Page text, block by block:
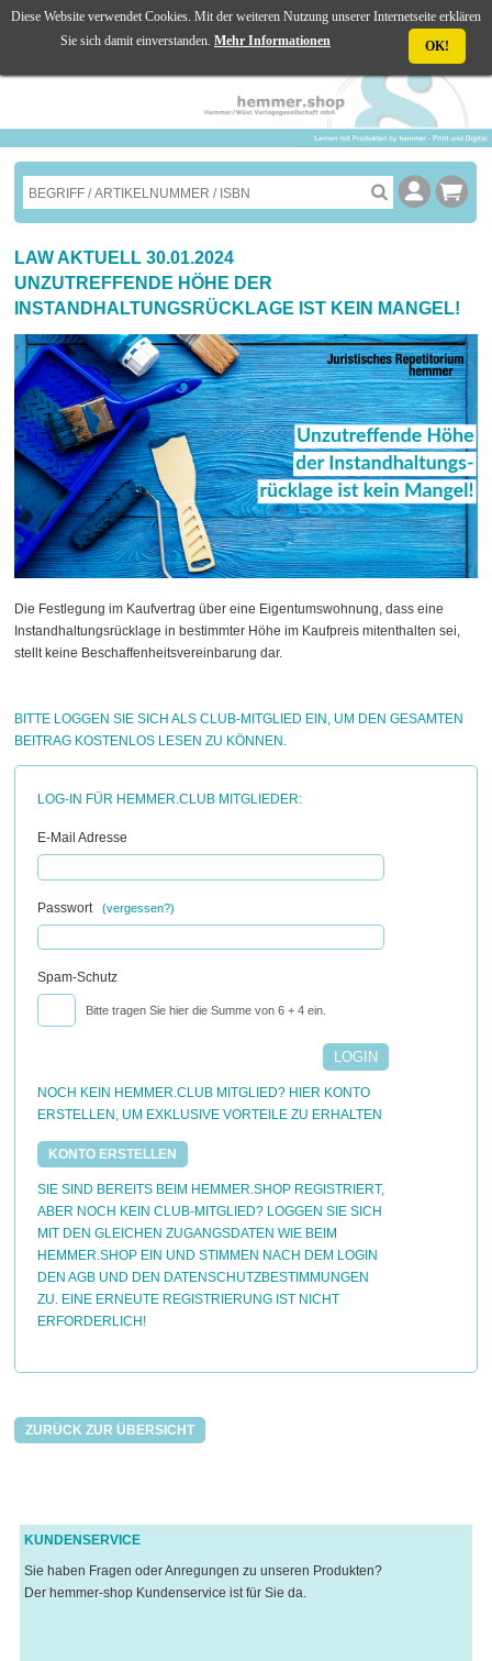
☰ MENU
LAW AKTUELL 30.01.2024
UNZUTREFFENDE HÖHE DER
INSTANDHALTUNGSRÜCKLAGE IST KEIN MANGEL!
Die Festlegung im Kaufvertrag über eine Eigentumswohnung, dass eine
Instandhaltungsrücklage in bestimmter Höhe im Kaufpreis mitenthalten sei,
stellt keine Beschaffenheitsvereinbarung dar.
BITTE LOGGEN SIE SICH ALS CLUB-MITGLIED EIN, UM DEN GESAMTEN
BEITRAG KOSTENLOS LESEN ZU KÖNNEN.
LOG-IN FÜR HEMMER.CLUB MITGLIEDER:
E-Mail Adresse
Passwort(vergessen?)
Spam-Schutz
Bitte tragen Sie hier die Summe von 6 + 4 ein.
NOCH KEIN HEMMER.CLUB MITGLIED? HIER KONTO
ERSTELLEN, UM EXKLUSIVE VORTEILE ZU ERHALTEN
KONTO ERSTELLEN
SIE SIND BEREITS BEIM HEMMER.SHOP REGISTRIERT,
ABER NOCH KEIN CLUB-MITGLIED? LOGGEN SIE SICH
MIT DEN GLEICHEN ZUGANGSDATEN WIE BEIM
HEMMER.SHOP EIN UND STIMMEN NACH DEM LOGIN
DEN AGB UND DEN DATENSCHUTZBESTIMMUNGEN
ZU. EINE ERNEUTE REGISTRIERUNG IST NICHT
ERFORDERLICH!
ZURÜCK ZUR ÜBERSICHT
KUNDENSERVICE
Sie haben Fragen oder Anregungen zu unseren Produkten?
Der hemmer-shop Kundenservice ist für Sie da.
Diese Website verwendet Cookies. Mit der weiteren Nutzung unserer Internetseite erklären
Sie sich damit einverstanden. Mehr Informationen OK!